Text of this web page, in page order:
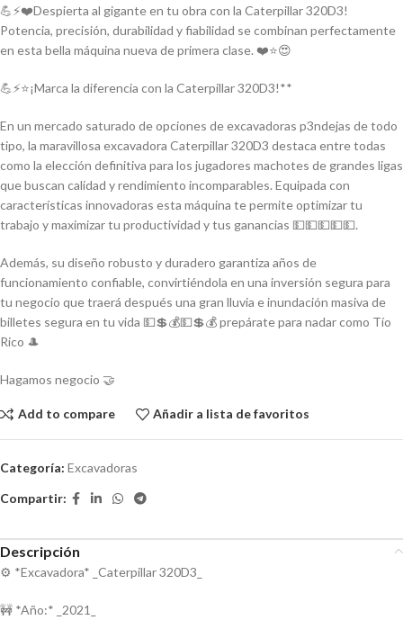
💪⚡❤️Despierta al gigante en tu obra con la Caterpillar 320D3!
Potencia, precisión, durabilidad y fiabilidad se combinan perfectamente
en esta bella máquina nueva de primera clase. ❤️⭐😍
💪⚡⭐¡Marca la diferencia con la Caterpillar 320D3!**
En un mercado saturado de opciones de excavadoras p3ndejas de todo
tipo, la maravillosa excavadora Caterpillar 320D3 destaca entre todas
como la elección definitiva para los jugadores machotes de grandes ligas
que buscan calidad y rendimiento incomparables. Equipada con
características innovadoras esta máquina te permite optimizar tu
trabajo y maximizar tu productividad y tus ganancias 💵💵💵💵💵.
Además, su diseño robusto y duradero garantiza años de
funcionamiento confiable, convirtiéndola en una inversión segura para
tu negocio que traerá después una gran lluvia e inundación masiva de
billetes segura en tu vida 💵💲💰💵💲💰 prepárate para nadar como Tío
Rico 🎩
Hagamos negocio 🤝
Add to compare Añadir a lista de favoritos
Categoría: Excavadoras
Compartir:
Descripción
⚙️ *Excavadora* _Caterpillar 320D3_
🚧 *Año:* _2021_